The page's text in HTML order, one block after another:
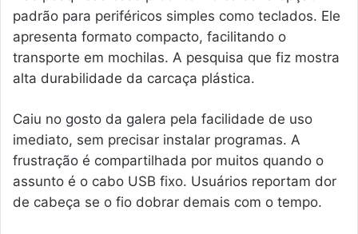
padrão para periféricos simples como teclados. Ele
apresenta formato compacto, facilitando o
transporte em mochilas. A pesquisa que fiz mostra
alta durabilidade da carcaça plástica.
Caiu no gosto da galera pela facilidade de uso
imediato, sem precisar instalar programas. A
frustração é compartilhada por muitos quando o
assunto é o cabo USB fixo. Usuários reportam dor
de cabeça se o fio dobrar demais com o tempo.